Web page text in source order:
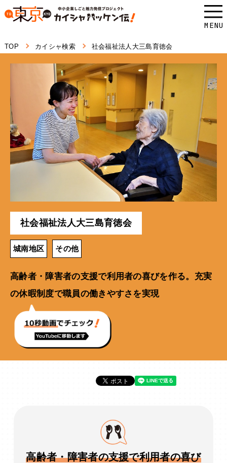
文
ス
す。
MENU
TOP カイシャ検索 社会福祉法人大三島育徳会
社会福祉法人大三島育徳会
城南地区 その他
高齢者・障害者の支援で利用者の喜びを作る。充実
の休暇制度で職員の働きやすさを実現
高齢者・障害者の支援で利用者の喜び